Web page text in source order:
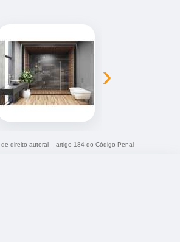
›
direito autoral – artigo 184 do Código Penal